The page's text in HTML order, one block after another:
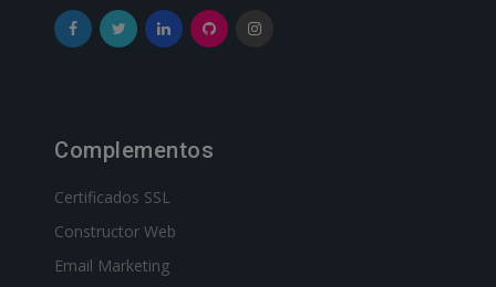
Complementos
Certificados SSL
Constructor Web
Email Marketing